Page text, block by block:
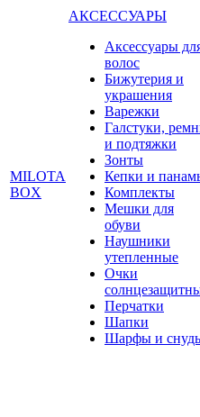
MILOTA
BOX
АКСЕССУАРЫ
Аксессуары
волос
Бижутерия и
украшения
Варежки
Галстуки,
и подтяжки
Зонты
Кепки и
Комплекты
Мешки для
обуви
Наушники
утепленные
Очки
Перчатки
Шапки
Шарфы и